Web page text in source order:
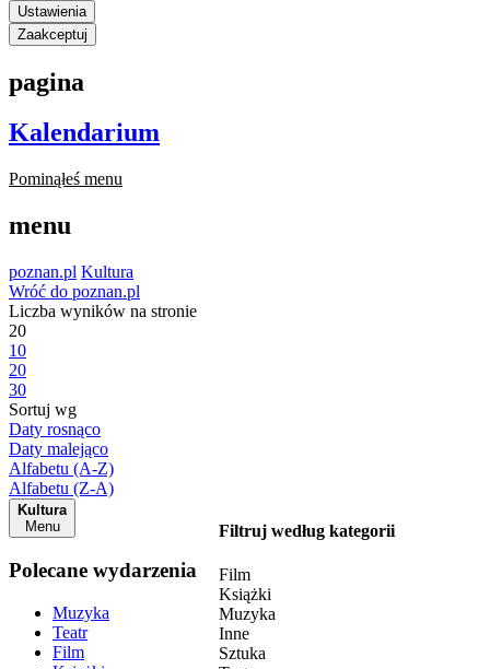
Ustawienia
Zaakceptuj
pagina
Kalendarium
Pominąłeś menu
menu
poznan.pl Kultura
Wróć do poznan.pl
Liczba wyników na stronie
20
10
20
30
Sortuj wg
Daty rosnąco
Daty malejąco
Alfabetu (A-Z)
Alfabetu (Z-A)
Kultura
Menu
Polecane wydarzenia
Muzyka
Teatr
Film
Filtruj według kategorii
Film
Książki
Muzyka
Inne
Sztuka